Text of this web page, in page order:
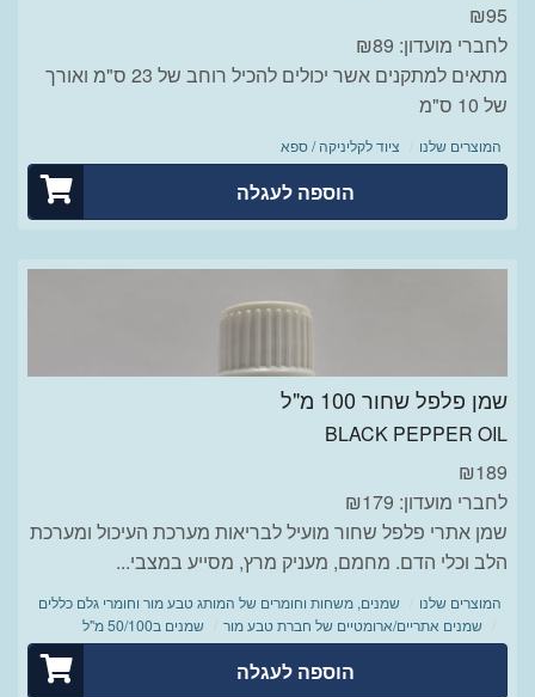
₪95
לחברי מועדון: ₪89
מתאים למתקנים אשר יכולים להכיל רוחב של 23 ס"מ ואורך
של 10 ס"מ
המוצרים שלנו ציוד לקליניקה / ספא
הוספה לעגלה
שמן פלפל שחור 100 מ"ל
BLACK PEPPER OIL
₪189
לחברי מועדון: ₪179
שמן אתרי פלפל שחור מועיל לבריאות מערכת העיכול ומערכת
הלב וכלי הדם. מחמם, מעניק מרץ, מסייע במצבי...
המוצרים שלנו
שמנים, משחות וחומרים של המותג טבע מור וחומרי גלם כללים
שמנים אתריים/ארומטיים של חברת טבע מור
שמנים ב50/100 מ"ל
הוספה לעגלה